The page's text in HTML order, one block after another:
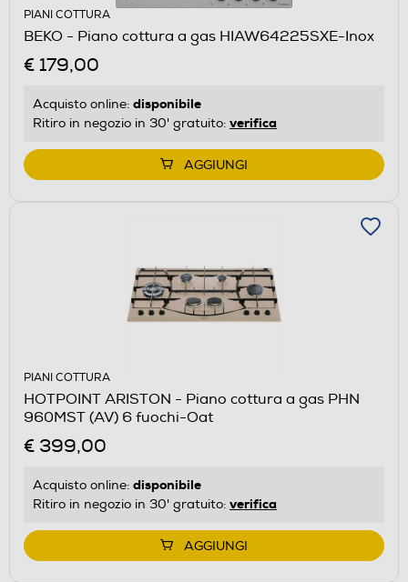
PIANI COTTURA
BEKO - Piano cottura a gas HIAW64225SXE-Inox
€ 179,00
Acquisto online: disponibile
Ritiro in negozio in 30' gratuito: verifica
AGGIUNGI
PIANI COTTURA
HOTPOINT ARISTON - Piano cottura a gas PHN
960MST (AV) 6 fuochi-Oat
€ 399,00
Acquisto online: disponibile
Ritiro in negozio in 30' gratuito: verifica
AGGIUNGI